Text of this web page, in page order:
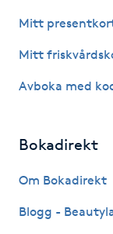
Katun fransar
Keratinbehandling
Kinesiologi
Mitt
Mitt
Avboka med
Bokadirekt
Om Bokadirekt
Blogg -